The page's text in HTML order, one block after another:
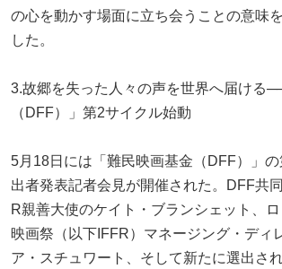
の心を動かす場面に立ち会うことの意味
した。
3.故郷を失った人々の声を世界へ届ける
（DFF）」第2サイクル始動
5月18日には「難民映画基金（DFF）」
出者発表記者会見が開催された。DFF共
R親善大使のケイト・ブランシェット、
映画祭（以下IFFR）マネージング・ディ
ア・スチュワート、そして新たに選出さ